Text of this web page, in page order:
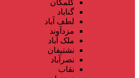
گلمکان
گناباد
لطف آباد
مزدآوند
ملک آباد
نشتیفان
نصرآباد
نقاب